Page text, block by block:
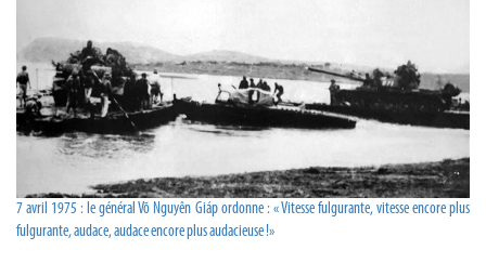
7 avril 1975 : le général Võ Nguyên Giáp ordonne : « Vitesse fulgurante, vitesse encore plus
fulgurante, audace, audace encore plus audacieuse !»